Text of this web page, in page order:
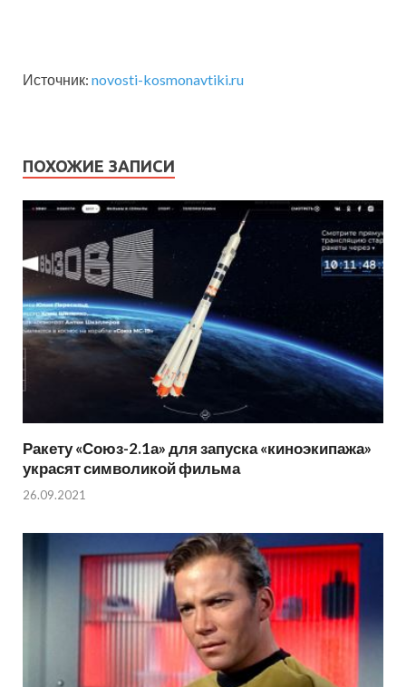
Источник: novosti-kosmonavtiki.ru
ПОХОЖИЕ ЗАПИСИ
Ракету «Союз-2.1а» для запуска «киноэкипажа»
украсят символикой фильма
26.09.2021